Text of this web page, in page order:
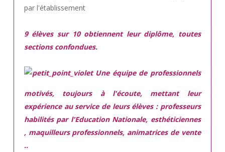
par l'établissement
9 élèves sur 10 obtiennent leur diplôme, toutes
sections confondues.
Une équipe de professionnels
motivés,toujours à l'écoute, mettant leur
expérience au service de leurs élèves : professeurs
habilités par l'Education Nationale, esthéticiennes
, maquilleurs professionnels, animatrices de vente
..